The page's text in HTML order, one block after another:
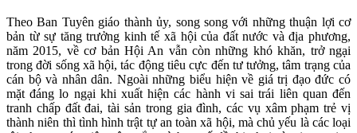
Theo Ban Tuyên giáo thành ủy, song song với những thuận lợi cơ
bản từ sự tăng trưởng kinh tế xã hội của đất nước và địa phương,
năm 2015, về cơ bản Hội An vẫn còn những khó khăn, trở ngại
trong đời sống xã hội, tác động tiêu cực đến tư tưởng, tâm trạng của
cán bộ và nhân dân. Ngoài những biểu hiện về giá trị đạo đức có
mặt đáng lo ngại khi xuất hiện các hành vi sai trái liên quan đến
tranh chấp đất đai, tài sản trong gia đình, các vụ xâm phạm trẻ vị
thành niên thì tình hình trật tự an toàn xã hội, mà chủ yếu là các loại